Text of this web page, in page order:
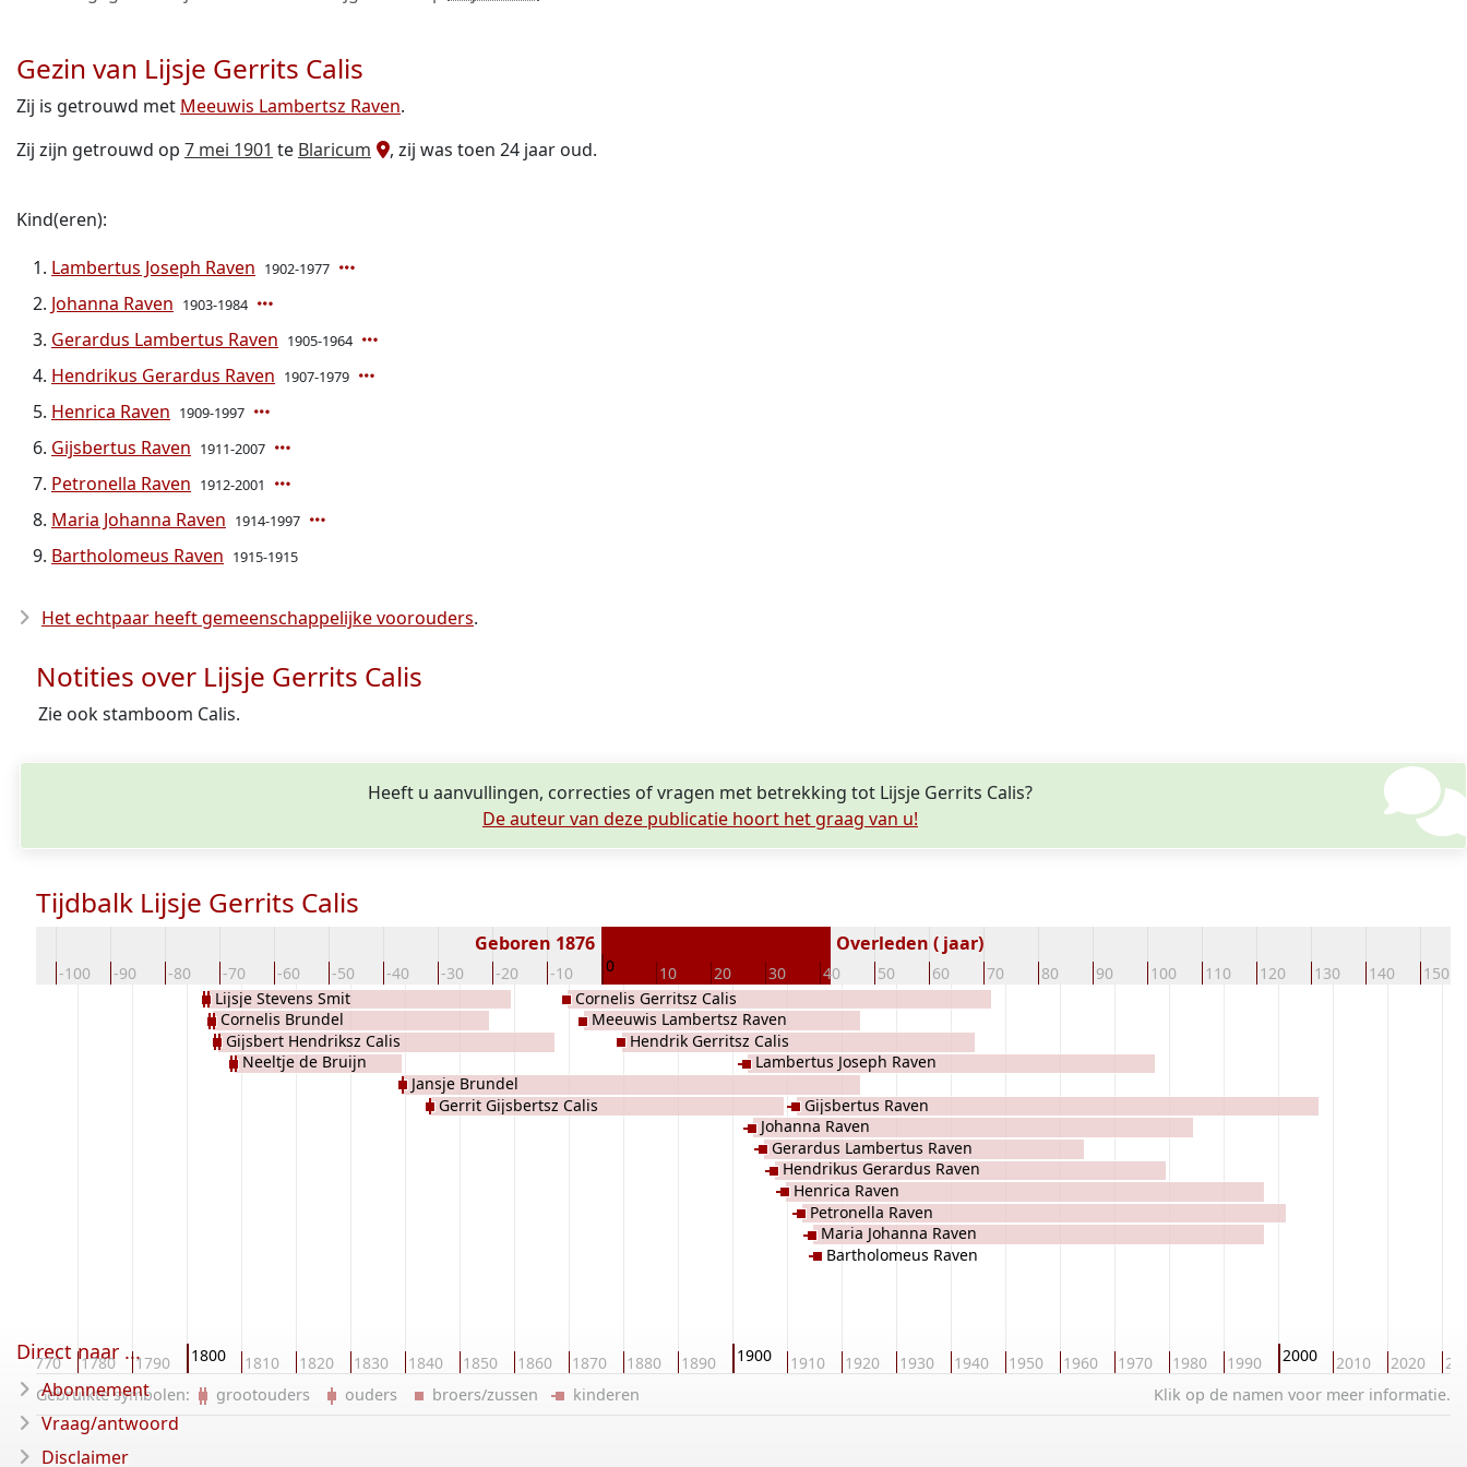
Gezin van Lijsje Gerrits Calis
Zij is getrouwd met Meeuwis Lambertsz Raven.
Zij zijn getrouwd op 7 mei 1901 te Blaricum , zij was toen 24 jaar oud.
Kind(eren):
Lambertus Joseph Raven 1902-1977
Johanna Raven 1903-1984
Gerardus Lambertus Raven 1905-1964
Hendrikus Gerardus Raven 1907-1979
Henrica Raven 1909-1997
Gijsbertus Raven 1911-2007
Petronella Raven 1912-2001
Maria Johanna Raven 1914-1997
Bartholomeus Raven 1915-1915
Het echtpaar heeft gemeenschappelijke voorouders.
Notities over Lijsje Gerrits Calis
Zie ook stamboom Calis.
Heeft u aanvullingen, correcties of vragen met betrekking tot Lijsje Gerrits Calis?
De auteur van deze publicatie hoort het graag van u!
Tijdbalk Lijsje Gerrits Calis
-100 -90 -80 -70 -60 -50 -40 -30 -20 -10 0 10 20 30 40 50 60 70 80 90 100 110 120 130 140 150
Geboren 1876 Overleden ( jaar)
1770 1780 1790 1800 1810 1820 1830 1840 1850 1860 1870 1880 1890 1900 1910 1920 1930 1940 1950 1960 1970 1980 1990 2000 2010 2020
Lijsje Stevens Smit
Cornelis Brundel
Gijsbert Hendriksz Calis
Neeltje de Bruijn
Jansje Brundel
Gerrit Gijsbertsz Calis
Cornelis Gerritsz Calis
Meeuwis Lambertsz Raven
Hendrik Gerritsz Calis
Lambertus Joseph Raven
Johanna Raven
Gerardus Lambertus Raven
Hendrikus Gerardus Raven
Henrica Raven
Gijsbertus Raven
Petronella Raven
Maria Johanna Raven
Bartholomeus Raven
Klik op de namen voor meer informatie.
Gebruikte symbolen: grootouders ouders broers/zussen kinderen
Direct naar ...
Abonnement
Vraag/antwoord
Disclaimer